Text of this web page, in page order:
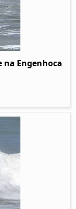
na Engenhoca